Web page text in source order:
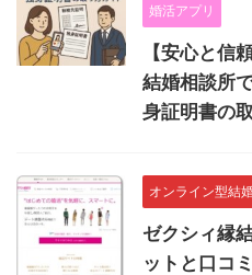
婚活アプリ
【安心と信
結婚相談所
身証明書の
オンライン型結
ゼクシィ縁
ットと口コ